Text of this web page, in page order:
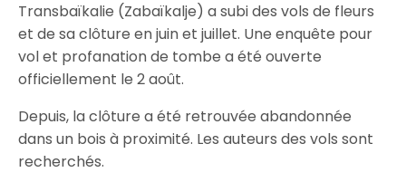
Transbaïkalie (Zabaïkalje) a subi des vols de fleurs
et de sa clôture en juin et juillet. Une enquête pour
vol et profanation de tombe a été ouverte
officiellement le 2 août.
Depuis, la clôture a été retrouvée abandonnée
dans un bois à proximité. Les auteurs des vols sont
recherchés.